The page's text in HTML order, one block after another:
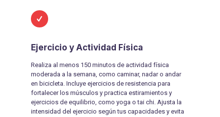
Ejercicio y Actividad Física
Realiza al menos 150 minutos de actividad física
moderada a la semana, como caminar, nadar o andar
en bicicleta. Incluye ejercicios de resistencia para
fortalecer los músculos y practica estiramientos y
ejercicios de equilibrio, como yoga o tai chi. Ajusta la
intensidad del ejercicio según tus capacidades y evita